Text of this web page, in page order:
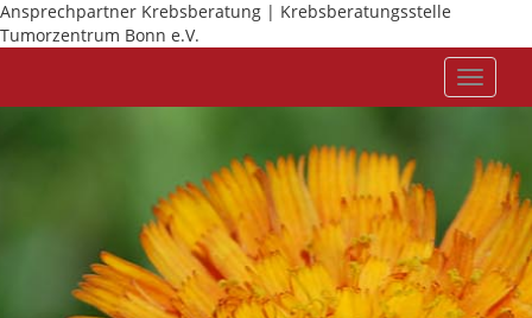
Ansprechpartner Krebsberatung | Krebsberatungsstelle
Tumorzentrum Bonn e.V.
Toggle